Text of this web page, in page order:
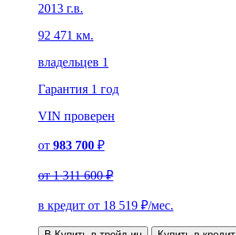
2013 г.в.
92 471 км.
владельцев 1
Гарантия 1 год
VIN проверен
от 983 700 ₽
от1 311 600 ₽
в кредит от 18 519 ₽/мес.